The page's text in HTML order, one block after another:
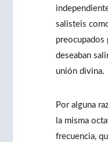
salisteis
preocupados
deseaban
unión divina.
Por alguna
la misma
frecuencia,